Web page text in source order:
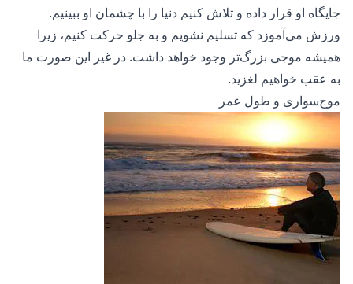
جایگاه او قرار داده و تلاش کنیم دنیا را با چشمان او ببینیم.
ورزش می‌آموزد که تسلیم نشویم و به جلو حرکت کنیم، زیرا
همیشه موجی بزرگ‌تر وجود خواهد داشت. در غیر این صورت ما
به عقب خواهیم لغزید.
موج‌سواری و طول عمر